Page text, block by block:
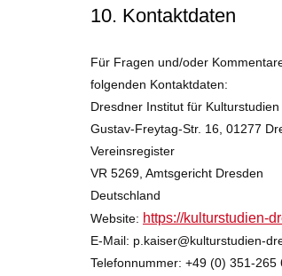
10. Kontaktdaten
Für Fragen und/oder
folgenden Kontaktdaten:
Dresdner Institut für Kulturstudien
Gustav-Freytag-Str. 16, 01277
Vereinsregister
VR 5269, Amtsgericht Dresden
Deutschland
Website: https://kulturstudien-
E-Mail: p.kaiser@kulturstudien-
Telefonnummer: +49 (0) 351-265